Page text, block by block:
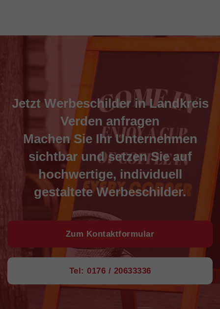
Jetzt Werbeschilder in Landkreis
Verden anfragen
Machen Sie Ihr Unternehmen
sichtbar und setzen Sie auf
hochwertige, individuell
gestaltete Werbeschilder.
Zum Kontaktformular
Tel: 0176 / 20633336